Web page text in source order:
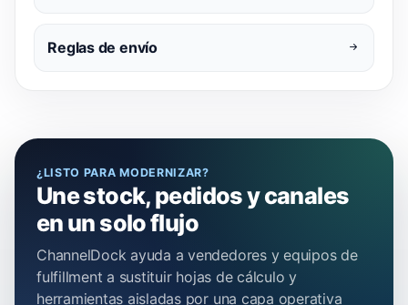
Reglas de envío
¿LISTO PARA MODERNIZAR?
Une stock, pedidos y canales
en un solo flujo
ChannelDock ayuda a vendedores y equipos de
fulfillment a sustituir hojas de cálculo y
herramientas aisladas por una capa operativa